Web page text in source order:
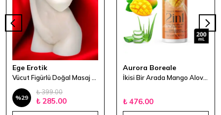
Ege Erotik
%29
₺ 399.00
₺ 285.00
Aurora Boreale
₺ 476.00